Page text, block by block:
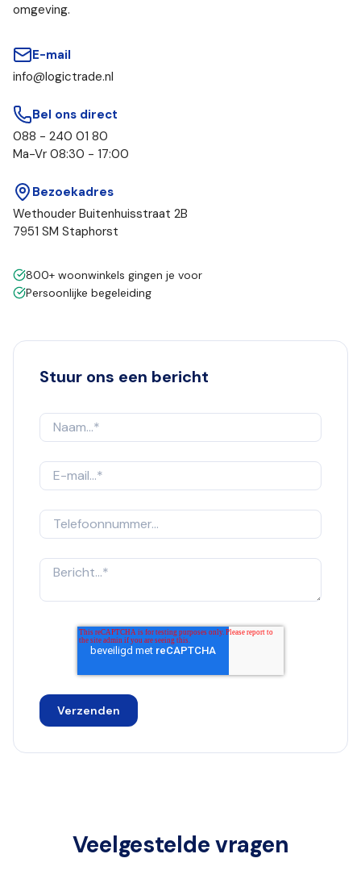
omgeving.
E-mail
info@logictrade.nl
Bel ons direct
088 - 240 01 80
Ma-Vr 08:30 - 17:00
Bezoekadres
Wethouder Buitenhuisstraat 2B
7951 SM Staphorst
800+ woonwinkels gingen je voor
Persoonlijke begeleiding
Stuur ons een bericht
Veelgestelde vragen